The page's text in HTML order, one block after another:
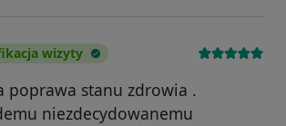
wizyty
poprawa stanu zdrowia .
niezdecydowanemu